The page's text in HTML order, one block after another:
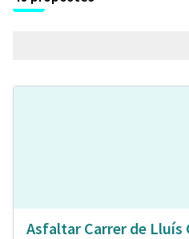
Asfaltar Carrer de Lluís